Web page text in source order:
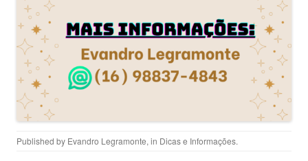
Published by Evandro Legramonte, in Dicas e Informações.